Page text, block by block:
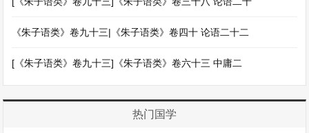
《朱子语类》卷九十三|《朱子语类》卷四十 论语二十二
[《朱子语类》卷九十三]《朱子语类》卷六十三 中庸二
热门国学